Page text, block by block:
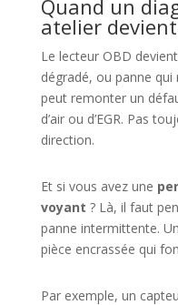
Quand un
atelier
Le lecteur OBD
dégradé, ou panne
peut remonter un
d’air ou d’EGR. Pas
direction.
Et si vous avez une
voyant ? Là, il faut
panne intermittente.
pièce encrassée qui
Par exemple, un